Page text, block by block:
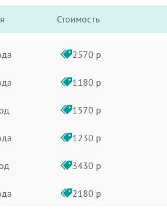
Стоимость
2570 р
1180 р
1570 р
1230 р
3430 р
2180 р